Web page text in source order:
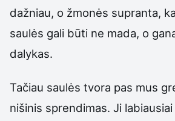
dažniau, o žmonės supranta,
saulės gali būti ne mada, o
dalykas.
Tačiau saulės tvora pas mus
nišinis sprendimas. Ji